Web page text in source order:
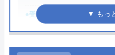
●受付時間 8:00～
●定休日 日曜日
●累計実績